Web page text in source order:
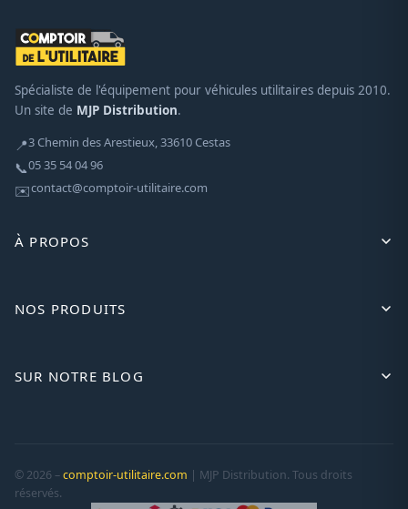
Spécialiste de l'équipement pour véhicules utilitaires depuis 2010.
Un site de MJP Distribution.
📍3 Chemin des Arestieux, 33610 Cestas
📞05 35 54 04 96
✉️contact@comptoir-utilitaire.com
À PROPOS
NOS PRODUITS
SUR NOTRE BLOG
© 2026 –comptoir-utilitaire.com | MJP Distribution. Tous droits
réservés.